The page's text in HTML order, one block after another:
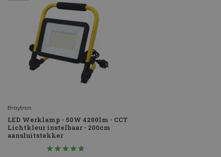
Braytron
LED Werklamp - 50W 4200lm - CCT
Lichtkleur instelbaar - 200cm
aansluitstekker